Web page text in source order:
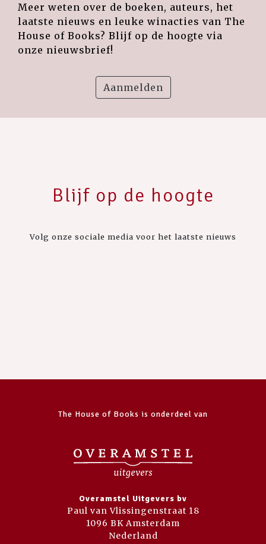
Meer weten over de boeken, auteurs, het
laatste nieuws en leuke winacties van The
House of Books? Blijf op de hoogte via
onze nieuwsbrief!
Aanmelden
Blijf op de hoogte
Volg onze sociale media voor het laatste nieuws
The House of Books is onderdeel van
Overamstel Uitgevers bv
Paul van Vlissingenstraat 18
1096 BK Amsterdam
Nederland